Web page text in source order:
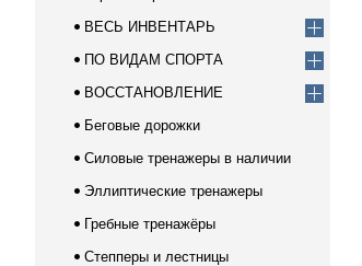
ВЕСЬ ИНВЕНТАРЬ
ПО ВИДАМ СПОРТА
ВОССТАНОВЛЕНИЕ
Беговые дорожки
Силовые тренажеры в наличии
Эллиптические тренажеры
Гребные тренажёры
Степперы и лестницы